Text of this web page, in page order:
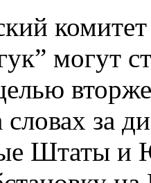
могут
за
Штаты и